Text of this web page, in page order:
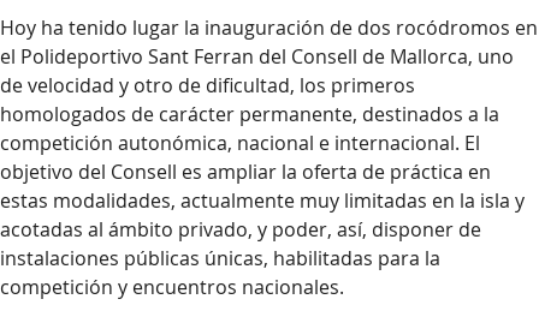
Hoy ha tenido lugar la inauguración de dos rocódromos en
el Polideportivo Sant Ferran del Consell de Mallorca, uno
de velocidad y otro de dificultad, los primeros
homologados de carácter permanente, destinados a la
competición autonómica, nacional e internacional. El
objetivo del Consell es ampliar la oferta de práctica en
estas modalidades, actualmente muy limitadas en la isla y
acotadas al ámbito privado, y poder, así, disponer de
instalaciones públicas únicas, habilitadas para la
competición y encuentros nacionales.